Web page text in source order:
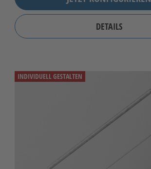
DETAILS
INDIVIDUELL GESTALTEN